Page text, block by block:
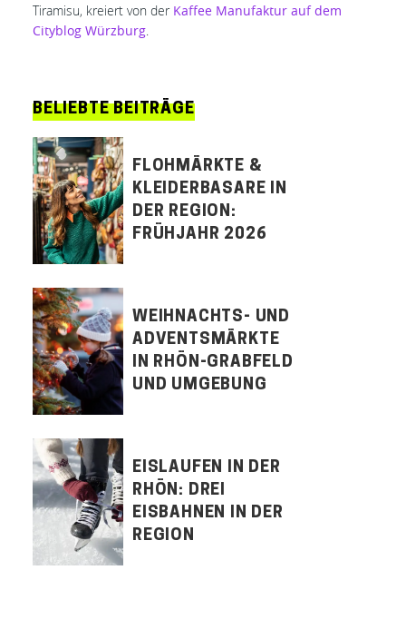
Tiramisu, kreiert von der Kaffee Manufaktur auf dem
Cityblog Würzburg.
BELIEBTE BEITRÄGE
FLOHMÄRKTE &
KLEIDERBASARE IN
DER REGION:
FRÜHJAHR 2026
WEIHNACHTS- UND
ADVENTSMÄRKTE
IN RHÖN-GRABFELD
UND UMGEBUNG
EISLAUFEN IN DER
RHÖN: DREI
EISBAHNEN IN DER
REGION